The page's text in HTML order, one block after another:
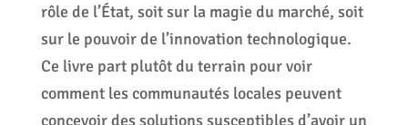
rôle de l’État, soit sur la magie du marché, soit
sur le pouvoir de l’innovation technologique.
Ce livre part plutôt du terrain pour voir
comment les communautés locales peuvent
concevoir des solutions susceptibles d’avoir un